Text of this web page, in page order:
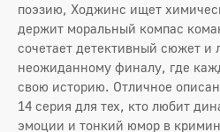
поэзию, Ходжинс ищет
держит моральный компас
сочетает детективный сюжет
неожиданному финалу, где
свою историю. Отличное
14 серия для тех, кто любит
эмоции и тонкий юмор в